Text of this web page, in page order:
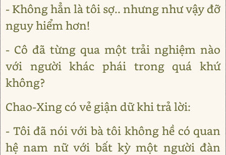
- Không hẳn là tôi sợ.. nhưng như vậy đỡ
nguy hiểm hơn!
- Cô đã từng qua một trải nghiệm nào
với người khác phái trong quá khứ
không?
Chao-Xing có vẻ giận dữ khi trả lời:
- Tôi đã nói với bà tôi không hề có quan
hệ nam nữ với bất kỳ một người đàn